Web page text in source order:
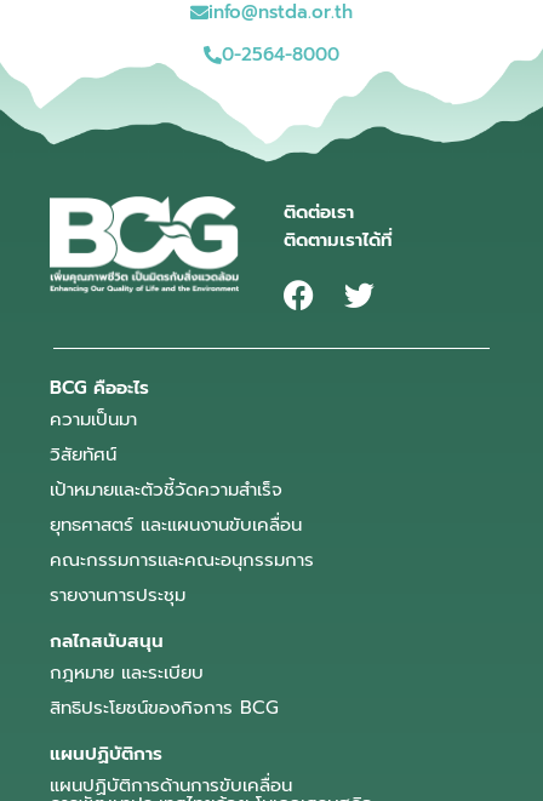
info@nstda.or.th
0-2564-8000
ติดต่อเรา
ติดตามเราได้ที่
BCG คืออะไร
ความเป็นมา
วิสัยทัศน์
เป้าหมายและตัวชี้วัดความสำเร็จ
ยุทธศาสตร์ และแผนงานขับเคลื่อน
คณะกรรมการและคณะอนุกรรมการ
รายงานการประชุม
กลไกสนับสนุน
กฎหมาย และระเบียบ
สิทธิประโยชน์ของกิจการ BCG
แผนปฏิบัติการ
แผนปฏิบัติการด้านการขับเคลื่อน